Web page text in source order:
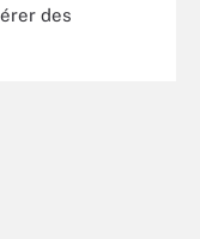
des